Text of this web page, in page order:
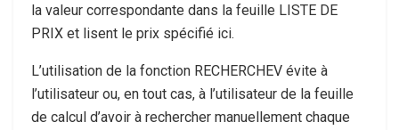
la valeur correspondante dans la feuille LISTE DE
PRIX et lisent le prix spécifié ici.
L’utilisation de la fonction RECHERCHEV évite à
l’utilisateur ou, en tout cas, à l’utilisateur de la feuille
de calcul d’avoir à rechercher manuellement chaque